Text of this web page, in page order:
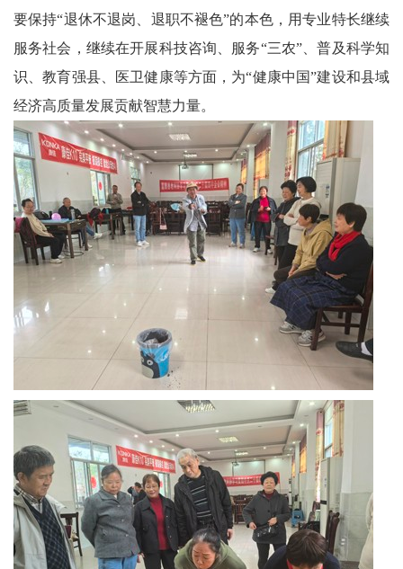
要保持“退休不退岗、退职不褪色”的本色，用专业特长继续
服务社会，继续在开展科技咨询、服务“三农”、普及科学知
识、教育强县、医卫健康等方面，为“健康中国”建设和县域
经济高质量发展贡献智慧力量。